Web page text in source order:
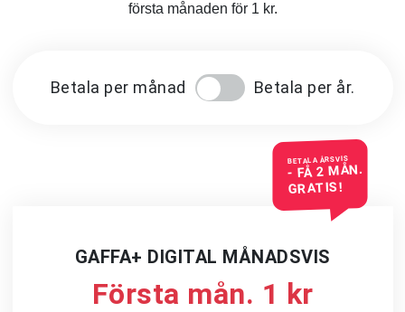
första månaden för 1 kr.
Betala per månad Betala per år.
BETALA ÅRSVIS
- FÅ 2 MÅN.
GRATIS!
GAFFA+ DIGITAL MÅNADSVIS
Första mån. 1 kr